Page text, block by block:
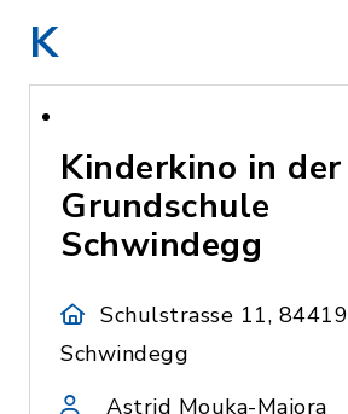
K
Kinderkino in der
Grundschule
Schwindegg
Schulstrasse 11, 84419
Schwindegg
Astrid Mouka-Majora